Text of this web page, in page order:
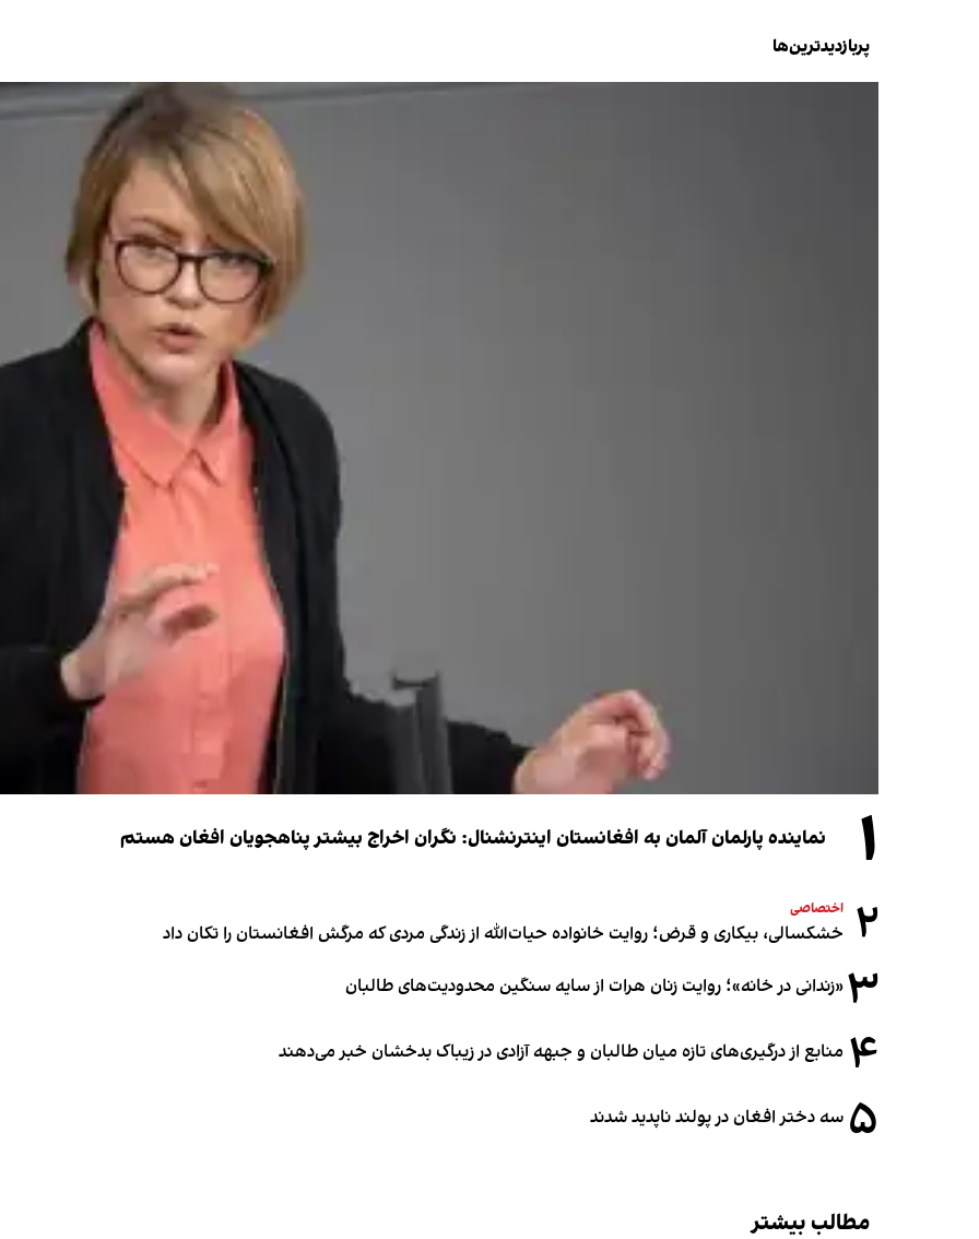
پربازدیدترین‌ها
۱ نماینده پارلمان آلمان به افغانستان اینترنشنال: نگران اخراج بیشتر پناهجویان افغان هستم
۲ اختصاصی
خشکسالی، بیکاری و قرض؛ روایت خانواده حیات‌الله از زندگی مردی که مرگش افغانستان را تکان داد
۳«زندانی در خانه»؛ روایت زنان هرات از سایه سنگین محدودیت‌های طالبان
۴ منابع از درگیری‌های تازه میان طالبان و جبهه آزادی در زیباک بدخشان خبر می‌دهند
۵ سه دختر افغان در پولند ناپدید شدند
مطالب بیشتر